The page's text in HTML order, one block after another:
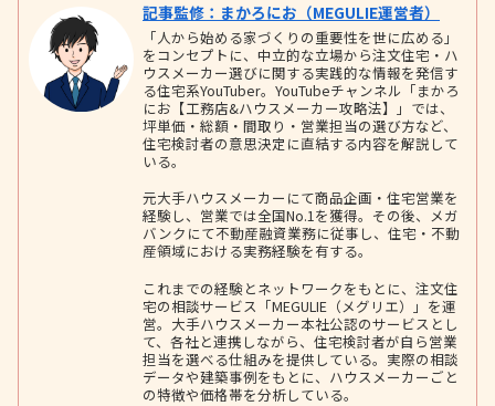
記事監修：まかろにお（MEGULIE運営者）
「人から始める家づくりの重要性を世に広める」
をコンセプトに、中立的な立場から注文住宅・ハ
ウスメーカー選びに関する実践的な情報を発信す
る住宅系YouTuber。YouTubeチャンネル「まかろ
にお【工務店&ハウスメーカー攻略法】」では、
坪単価・総額・間取り・営業担当の選び方など、
住宅検討者の意思決定に直結する内容を解説して
いる。
元大手ハウスメーカーにて商品企画・住宅営業を
経験し、営業では全国No.1を獲得。その後、メガ
バンクにて不動産融資業務に従事し、住宅・不動
産領域における実務経験を有する。
これまでの経験とネットワークをもとに、注文住
宅の相談サービス「MEGULIE（メグリエ）」を運
営。大手ハウスメーカー本社公認のサービスとし
て、各社と連携しながら、住宅検討者が自ら営業
担当を選べる仕組みを提供している。実際の相談
データや建築事例をもとに、ハウスメーカーごと
の特徴や価格帯を分析している。